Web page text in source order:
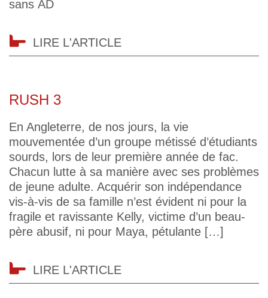
sans AD
LIRE L'ARTICLE
RUSH 3
En Angleterre, de nos jours, la vie
mouvementée d’un groupe métissé d’étudiants
sourds, lors de leur première année de fac.
Chacun lutte à sa manière avec ses problèmes
de jeune adulte. Acquérir son indépendance
vis-à-vis de sa famille n’est évident ni pour la
fragile et ravissante Kelly, victime d’un beau-
père abusif, ni pour Maya, pétulante […]
LIRE L'ARTICLE